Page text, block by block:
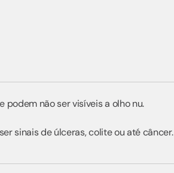
podem não ser visíveis a olho nu.
sinais de úlceras, colite ou até câncer.